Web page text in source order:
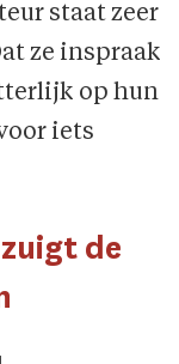
staat zeer
ze inspraak
op hun
iets
de